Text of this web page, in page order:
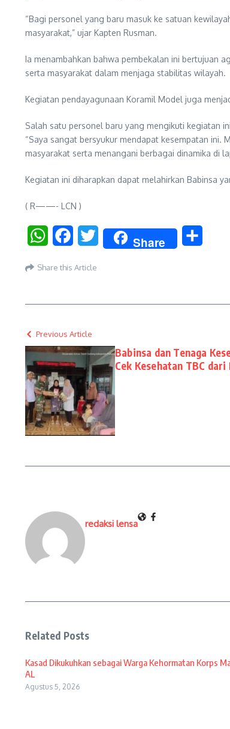
“Bagi personel yang baru masuk ke satuan
masyarakat,” ujar Kapten Rusman.
Ia menambahkan bahwa pembekalan ini bertujuan
serta masyarakat dalam menjaga stabilitas wilayah.
Kegiatan pendayagunaan Koramil Model juga
Salah satu personel baru yang mengikuti kegiatan
“Saya sangat bersyukur mendapat kesempatan ini.
masyarakat serta menangani berbagai dinamika di
Kegiatan ini diharapkan dapat melahirkan Babinsa
( R——- LCN )
WhatsAppFacebookTwitter Share
Share this Article
Previous Article
Babinsa dan Tenaga
Cek Kesehatan TBC dari
redaksi lensa
Related Posts
Kasad Dikukuhkan sebagai Warga Kehormatan Korps
AL
Agustus 5, 2026